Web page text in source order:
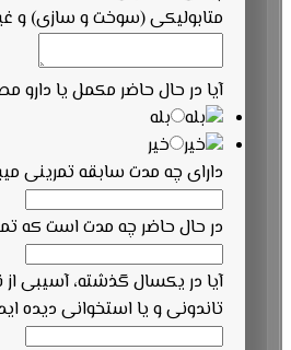
متابولیکی (سوخت و سازی) و غیره
آیا در حال حاضر مکمل یا دارو
بله
خیر
دارای چه مدت سابقه تمرینی
در حال حاضر چه مدت است که
آیا در یکسال گذشته، آسیبی از
تاندونی و یا استخوانی دیده اید؟